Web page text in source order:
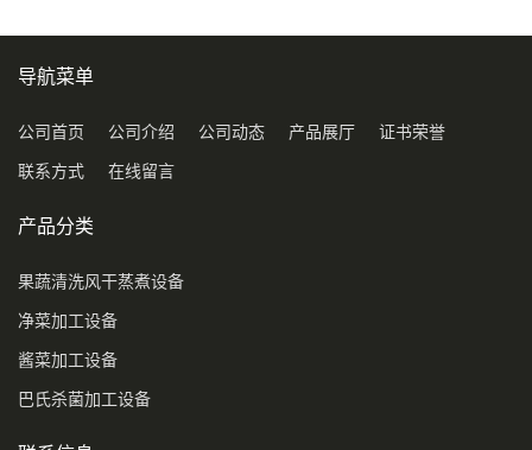
导航菜单
公司首页 公司介绍 公司动态 产品展厅 证书荣誉
联系方式 在线留言
产品分类
果蔬清洗风干蒸煮设备
净菜加工设备
酱菜加工设备
巴氏杀菌加工设备